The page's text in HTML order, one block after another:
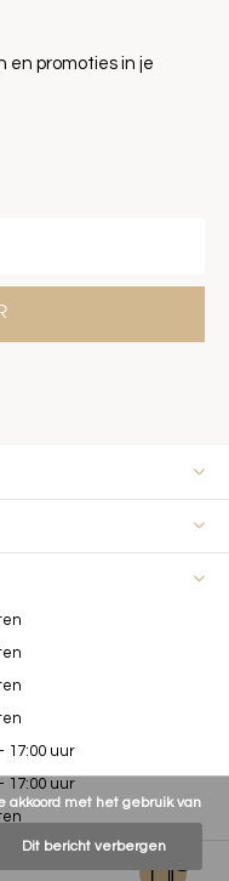
en promoties in je
17:00 uur
17:00 uur
akkoord met het gebruik van
Dit bericht verbergen